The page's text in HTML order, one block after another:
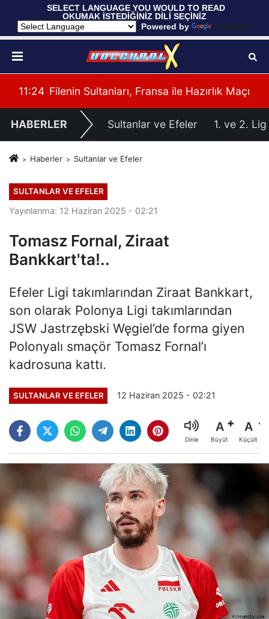
SELECT LANGUAGE YOU WOULD TO READ
OKUMAK İSTEDİĞİNİZ DİLİ SEÇİNİZ
Powered by
Translate
Belli Oldu
11:24 Filenin Sultanları, Fransa ile Hazırlık Maçı
HABERLER Sultanlar ve Efeler 1. ve 2. Lig
Haberler Sultanlar ve Efeler
SULTANLAR VE EFELER
Yayınlanma: 12 Haziran 2025 - 02:21
Tomasz Fornal, Ziraat
Bankkart'ta!..
Efeler Ligi takımlarından Ziraat Bankkart,
son olarak Polonya Ligi takımlarından
JSW Jastrzębski Węgiel’de forma giyen
Polonyalı smaçör Tomasz Fornal’ı
kadrosuna kattı.
SULTANLAR VE EFELER 12 Haziran 2025 - 02:21
Dinle
A
Büyüt
A
Küçült